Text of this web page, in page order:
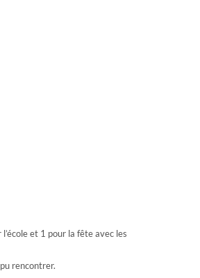
et 1 pour la fête avec les
rencontrer.